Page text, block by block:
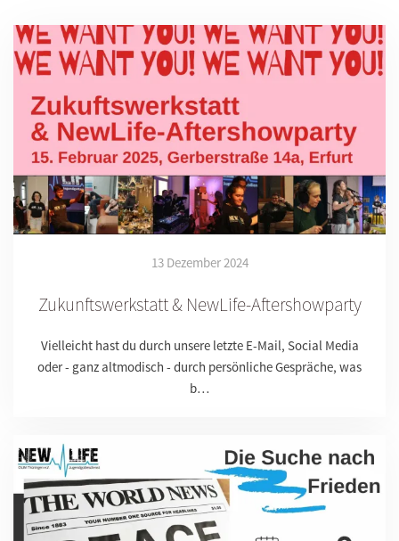
13 Dezember 2024
Zukunftswerkstatt & NewLife-Aftershowparty
Vielleicht hast du durch unsere letzte E-Mail, Social Media
oder - ganz altmodisch - durch persönliche Gespräche, was
b…